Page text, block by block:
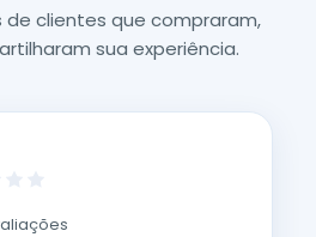
clientes que compraram,
sua experiência.